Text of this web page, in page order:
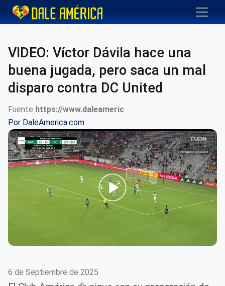
VIDEO: Víctor Dávila hace una
buena jugada, pero saca un mal
disparo contra DC United
Fuente https://www.daleameric
Por DaleAmerica.com
6 de Septiembre de 2025